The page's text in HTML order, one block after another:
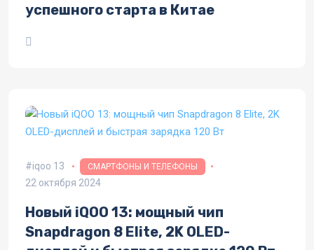
успешного старта в Китае
iqoo 13 СМАРТФОНЫ И ТЕЛЕФОНЫ
22 октября 2024
Новый iQOO 13: мощный чип
Snapdragon 8 Elite, 2K OLED-